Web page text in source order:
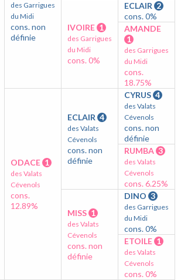
des Garrigues
du Midi
cons. non
définie
IVOIRE 1
des Garrigues
du Midi
cons. 0%
ECLAIR 2
cons. 0%
AMANDE
1
des Garrigues
du Midi
cons.
18.75%
ODACE 1
des Valats
Cévenols
cons.
12.89%
ECLAIR 4
des Valats
Cévenols
cons. non
définie
CYRUS 4
des Valats
Cévenols
cons. non
définie
RUMBA 3
des Valats
Cévenols
cons. 6.25%
MISS 1
des Valats
Cévenols
cons. non
définie
DINO 3
des Garrigues
du Midi
cons. 0%
ETOILE 1
des Valats
Cévenols
cons. 0%